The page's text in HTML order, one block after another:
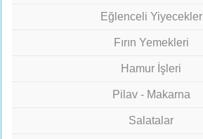
Eğlenceli Yiyecekler
Fırın Yemekleri
Hamur İşleri
Pilav - Makarna
Salatalar